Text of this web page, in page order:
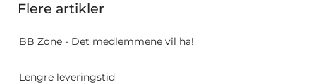
Flere artikler
BB Zone - Det medlemmene vil ha!
Lengre leveringstid